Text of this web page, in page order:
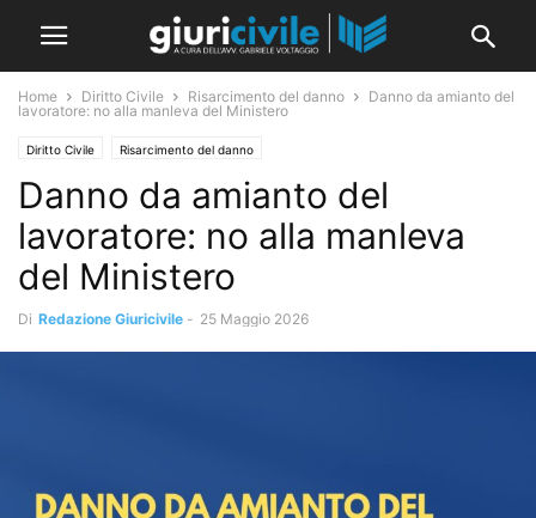
Home Diritto Civile Risarcimento del danno
Danno da amianto del
lavoratore: no alla manleva del Ministero
Diritto Civile Risarcimento del danno
Danno da amianto del
lavoratore: no alla manleva
del Ministero
Di Redazione Giuricivile - 25 Maggio 2026